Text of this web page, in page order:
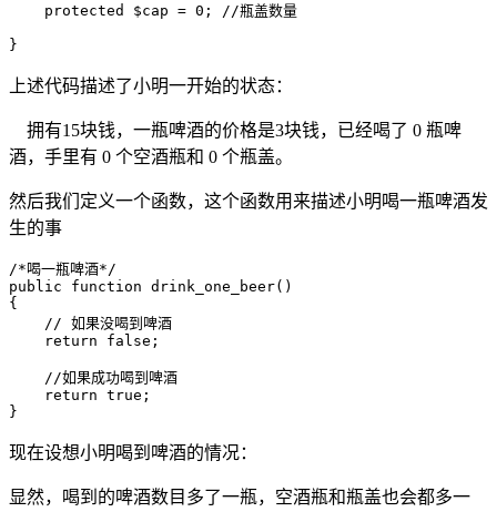
protected $cap = 0; //瓶盖数量
}
上述代码描述了小明一开始的状态：
拥有15块钱，一瓶啤酒的价格是3块钱，已经喝了 0 瓶啤
酒，手里有 0 个空酒瓶和 0 个瓶盖。
然后我们定义一个函数，这个函数用来描述小明喝一瓶啤酒发
生的事
/*喝一瓶啤酒*/
public function drink_one_beer()
{
// 如果没喝到啤酒
return false;
//如果成功喝到啤酒
return true;
}
现在设想小明喝到啤酒的情况：
显然，喝到的啤酒数目多了一瓶，空酒瓶和瓶盖也会都多一